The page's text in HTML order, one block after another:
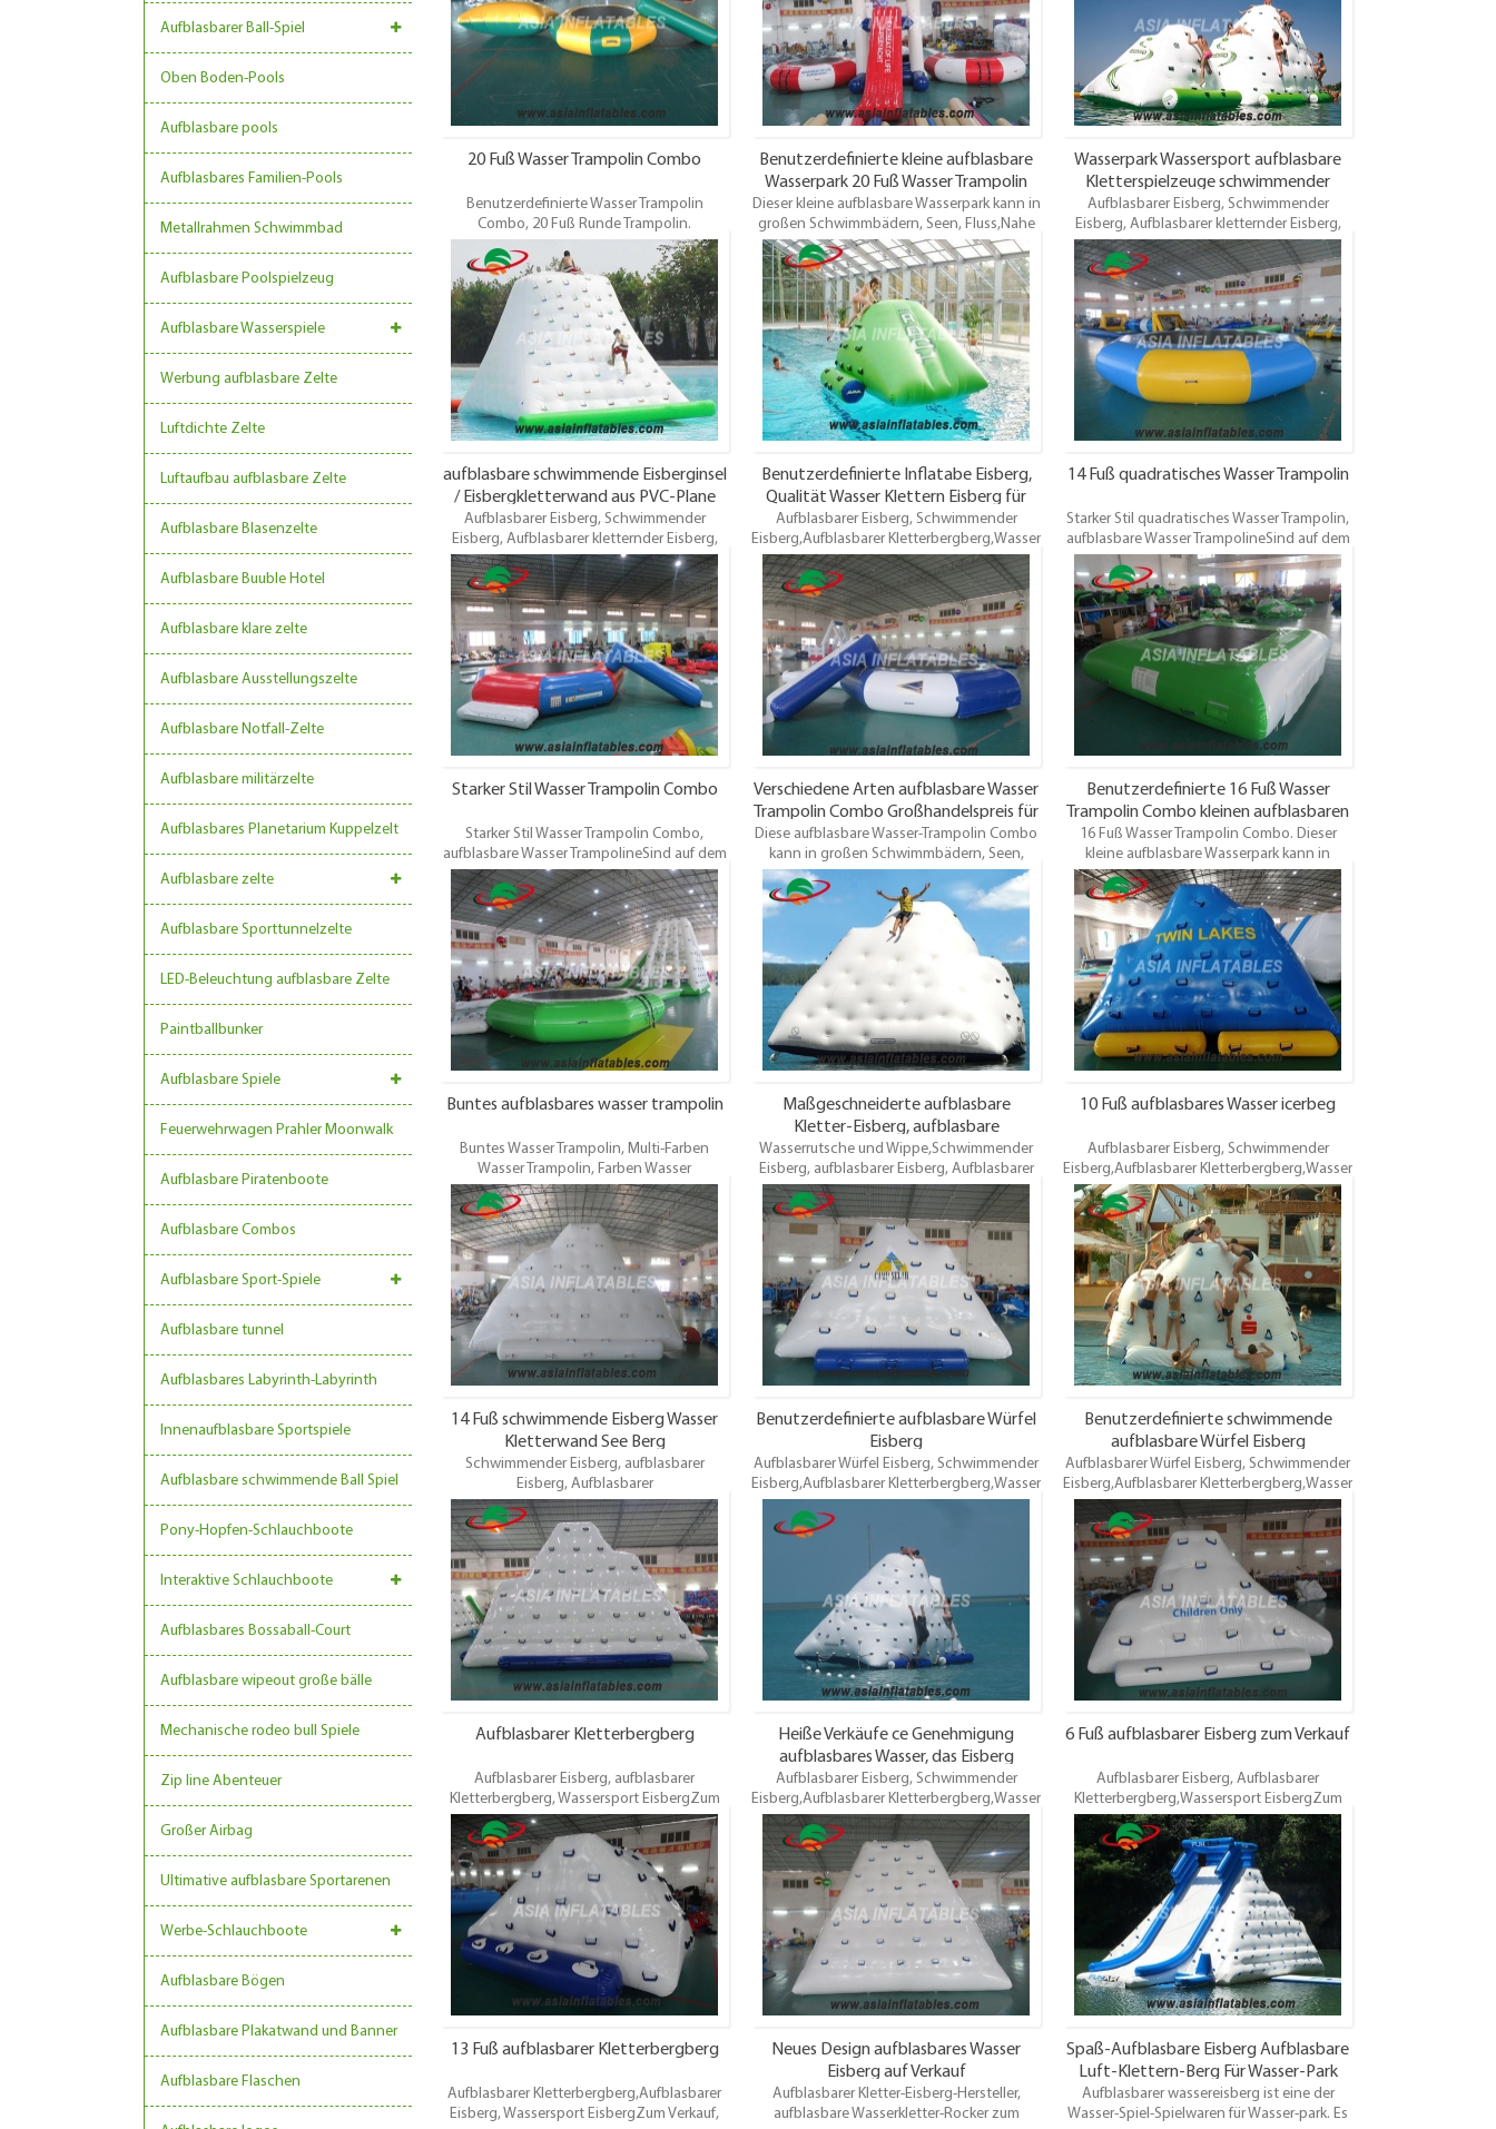
Aufblasbarer Ball-Spiel
Oben Boden-Pools
Aufblasbare pools
Aufblasbares Familien-Pools
Metallrahmen Schwimmbad
Aufblasbare Poolspielzeug
Aufblasbare Wasserspiele
Werbung aufblasbare Zelte
Luftdichte Zelte
Luftaufbau aufblasbare Zelte
Aufblasbare Blasenzelte
Aufblasbare Buuble Hotel
Aufblasbare klare zelte
Aufblasbare Ausstellungszelte
Aufblasbare Notfall-Zelte
Aufblasbare militärzelte
Aufblasbares Planetarium Kuppelzelt
Aufblasbare zelte
Aufblasbare Sporttunnelzelte
LED-Beleuchtung aufblasbare Zelte
Paintballbunker
Aufblasbare Spiele
Feuerwehrwagen Prahler Moonwalk
Aufblasbare Piratenboote
Aufblasbare Combos
Aufblasbare Sport-Spiele
Aufblasbare tunnel
Aufblasbares Labyrinth-Labyrinth
Innenaufblasbare Sportspiele
Aufblasbare schwimmende Ball Spiel
Pony-Hopfen-Schlauchboote
Interaktive Schlauchboote
Aufblasbares Bossaball-Court
Aufblasbare wipeout große bälle
Mechanische rodeo bull Spiele
Zip line Abenteuer
Großer Airbag
Ultimative aufblasbare Sportarenen
Werbe-Schlauchboote
Aufblasbare Bögen
Aufblasbare Plakatwand und Banner
Aufblasbare Flaschen
Familienspaß einzurichten. Komm und kaufe
das Wasser Trampolin u0026 amp; Combos
Oem / odm ist willkommen
für den Sommer der Familienspaß
einzurichten. Komm und kaufe das Wasser
Trampolin u0026 amp; Combos Oem / odm
ist willkommen
für den Sommer der Familienspaß
einzurichten. Komm und kaufe das Wasser
Trampolin u0026 amp; Combos Oem / odm
ist willkommen
20 Fuß Wasser Trampolin Combo
Benutzerdefinierte Wasser Trampolin
Combo, 20 Fuß Runde Trampolin.
Aufblasbare Wasser-TrampolineSind auf dem
Gebiet der Wasserhäfen sehr beliebt. Sie
können ein oder zwei hinzufügen, um Ihren
Wasserpark für den Sommer der
Familienspaß einzurichten. Komm und kaufe
das Wasser Trampolin u0026 amp; Combos
Oem / odm ist willkommen
Benutzerdefinierte kleine aufblasbare
Wasserpark 20 Fuß Wasser Trampolin
Combo zum Verkauf
Dieser kleine aufblasbare Wasserpark kann in
großen Schwimmbädern, Seen, Fluss,Nahe
der küsteUnd Ozean, etc. Es ist geeignet für
Menschen über 10 Spieler. Und die Kinder
sollten mit dem Begleiter der Erwachsenen
spielen. Top Qualität. Großhandelspreis,
pünktliche Lieferung.
Wasserpark Wassersport aufblasbare
Kletterspielzeuge schwimmender
Eisberg
Aufblasbarer Eisberg, Schwimmender
Eisberg, Aufblasbarer kletternder Eisberg,
Wasser-Klettern-Eisberg, Wasser-
Kletterwand zum Verkauf, aufblasbare
Wasserparks mieten. Verschiedene Stile.
Bestes Design, Top-Qualität,
Großhandelspreis, Garantie 3 Jahre.
Pünktliche Lieferung. OEM ist willkommen.
aufblasbare schwimmende Eisberginsel
/ Eisbergkletterwand aus PVC-Plane
Aufblasbarer Eisberg, Schwimmender
Eisberg, Aufblasbarer kletternder Eisberg,
Wasser-Klettern-Eisberg, Wasser-
Kletterwand zum Verkauf, aufblasbare
Wasserparks mieten. Verschiedene Stile.
Bestes Design, Top-Qualität,
Großhandelspreis, Garantie 3 Jahre.
Pünktliche Lieferung. OEM ist willkommen.
Benutzerdefinierte Inflatabe Eisberg,
Qualität Wasser Klettern Eisberg für
Großhandel
Aufblasbarer Eisberg, Schwimmender
Eisberg,Aufblasbarer Kletterbergberg,Wasser
Klettern Eisberg, Wasser Kletterwand zum
Verkauf, aufblasbare Wasserparks
Vermietung. Verschiedene Stile. Bester
Entwurf, hochwertig, Großhandelspreis,
Garantie 3 Jahre. pünktliche Lieferung. Oem
ist willkommen
14 Fuß quadratisches Wasser Trampolin
Starker Stil quadratisches Wasser Trampolin,
aufblasbare Wasser TrampolineSind auf dem
Gebiet der Wasserhäfen sehr beliebt. Sie
können ein oder zwei hinzufügen, um Ihren
Wasserpark für den Sommer der
Familienspaß einzurichten. Komm und kaufe
das Wasser Trampolin u0026 amp; Combos
Oem / odm ist willkommen
Starker Stil Wasser Trampolin Combo
Starker Stil Wasser Trampolin Combo,
aufblasbare Wasser TrampolineSind auf dem
Gebiet der Wasserhäfen sehr beliebt. Sie
können ein oder zwei hinzufügen, um Ihren
Wasserpark für den Sommer der
Familienspaß einzurichten. Komm und kaufe
das Wasser Trampolin u0026 amp; Combos
Oem / odm ist willkommen
Verschiedene Arten aufblasbare Wasser
Trampolin Combo Großhandelspreis für
Verkauf
Diese aufblasbare Wasser-Trampolin Combo
kann in großen Schwimmbädern, Seen,
Fluss,Nahe der küsteUnd Ozean, etc. Es ist
geeignet für Menschen über 10 Spieler. Und
die Kinder sollten mit dem Begleiter der
Erwachsenen spielen. Top Qualität.
Großhandelspreis, pünktliche Lieferung.
Benutzerdefinierte 16 Fuß Wasser
Trampolin Combo kleinen aufblasbaren
Wasserpark zum Verkauf
16 Fuß Wasser Trampolin Combo. Dieser
kleine aufblasbare Wasserpark kann in
großen Schwimmbädern, Seen, Fluss,Nahe
der küsteUnd Ozean, etc. Es ist geeignet für
Menschen über 10 Spieler. Und die Kinder
sollten mit dem Begleiter der Erwachsenen
spielen. Top Qualität. Großhandelspreis,
pünktliche Lieferung.
Buntes aufblasbares wasser trampolin
Buntes Wasser Trampolin, Multi-Farben
Wasser Trampolin, Farben Wasser
Trampolin.Dieses aufblasbare Wasser-
Trampolin kann in großen Schwimmbädern,
Seen, Fluss,Nahe der küsteUnd Ozean, etc.
Es ist geeignet für Menschen über 10 Spieler.
Und die Kinder sollten mit dem Begleiter der
Erwachsenen spielen. Top Qualität.
Großhandelspreis, pünktliche Lieferung.
Maßgeschneiderte aufblasbare
Kletter-Eisberg, aufblasbare
Wasserrutsche und Rocker
Wasserrutsche und Wippe,Schwimmender
Eisberg, aufblasbarer Eisberg, Aufblasbarer
Kletterbergberg,Wasser Klettern Eisberg,
Wasser Kletterwand zum Verkauf,
aufblasbare Wasserparks Vermietung.
Verschiedene Stile. Bester Entwurf,
hochwertig, Großhandelspreis, Garantie 3
Jahre. pünktliche Lieferung. Oem ist
10 Fuß aufblasbares Wasser icerbeg
Aufblasbarer Eisberg, Schwimmender
Eisberg,Aufblasbarer Kletterbergberg,Wasser
Klettern Eisberg, Wasser Kletterwand zum
Verkauf, aufblasbare Wasserparks
Vermietung. Verschiedene Stile. Bester
Entwurf, hochwertig, Großhandelspreis,
Garantie 3 Jahre. pünktliche Lieferung. Oem
ist willkommen
14 Fuß schwimmende Eisberg Wasser
Kletterwand See Berg
Schwimmender Eisberg, aufblasbarer
Eisberg, Aufblasbarer
Kletterbergberg,Wasser Klettern Eisberg,
Wasser Kletterwand zum Verkauf,
aufblasbare Wasserparks Vermietung.
Verschiedene Stile. Bester Entwurf,
hochwertig, Großhandelspreis, Garantie 3
Jahre. pünktliche Lieferung. Oem ist
willkommen
Benutzerdefinierte aufblasbare Würfel
Eisberg
Aufblasbarer Würfel Eisberg, Schwimmender
Eisberg,Aufblasbarer Kletterbergberg,Wasser
Klettern Eisberg, Wasser Kletterwand zum
Verkauf, aufblasbare Wasserparks
Vermietung. Verschiedene Stile. Bester
Entwurf, hochwertig, Großhandelspreis,
Garantie 3 Jahre. pünktliche Lieferung. Oem
ist willkommen
Benutzerdefinierte schwimmende
aufblasbare Würfel Eisberg
Aufblasbarer Würfel Eisberg, Schwimmender
Eisberg,Aufblasbarer Kletterbergberg,Wasser
Klettern Eisberg, Wasser Kletterwand zum
Verkauf, aufblasbare Wasserparks
Vermietung. Verschiedene Stile. Bester
Entwurf, hochwertig, Großhandelspreis,
Garantie 3 Jahre. pünktliche Lieferung. Oem
ist willkommen
Aufblasbarer Kletterbergberg
Aufblasbarer Eisberg, aufblasbarer
Kletterbergberg, Wassersport EisbergZum
Verkauf, aufblasbare Wasserparks
Vermietungen. Verschiedene Stile. Bester
Entwurf, hochwertig, Großhandelspreis,
Garantie 3 Jahre. pünktliche Lieferung. Oem
ist willkommen
Heiße Verkäufe ce Genehmigung
aufblasbares Wasser, das Eisberg
Großhandelspreis klettert
Aufblasbarer Eisberg, Schwimmender
Eisberg,Aufblasbarer Kletterbergberg,Wasser
Klettern Eisberg, Wasser Kletterwand zum
Verkauf, aufblasbare Wasserparks
Vermietung. Verschiedene Stile. Bester
Entwurf, hochwertig, Großhandelspreis,
Garantie 3 Jahre. pünktliche Lieferung. Oem
ist willkommen
6 Fuß aufblasbarer Eisberg zum Verkauf
Aufblasbarer Eisberg, Aufblasbarer
Kletterbergberg,Wassersport EisbergZum
Verkauf, aufblasbare Wasserparks
Vermietungen. Verschiedene Stile. Bester
Entwurf, hochwertig, Großhandelspreis,
Garantie 3 Jahre. pünktliche Lieferung. Oem
ist willkommen
13 Fuß aufblasbarer Kletterbergberg
Aufblasbarer Kletterbergberg,Aufblasbarer
Eisberg, Wassersport EisbergZum Verkauf,
Neues Design aufblasbares Wasser
Eisberg auf Verkauf
Aufblasbarer Kletter-Eisberg-Hersteller,
aufblasbare Wasserkletter-Rocker zum
Spaß-Aufblasbare Eisberg Aufblasbare
Luft-Klettern-Berg Für Wasser-Park
Aufblasbarer wassereisberg ist eine der
Wasser-Spiel-Spielwaren für Wasser-park. Es